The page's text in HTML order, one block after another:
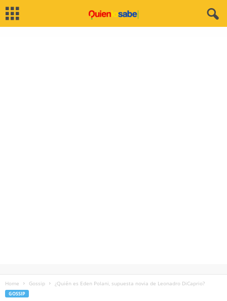
Home Gossip ¿Quién es Eden Polani, supuesta novia de Leonadro DiCaprio?
GOSSIP